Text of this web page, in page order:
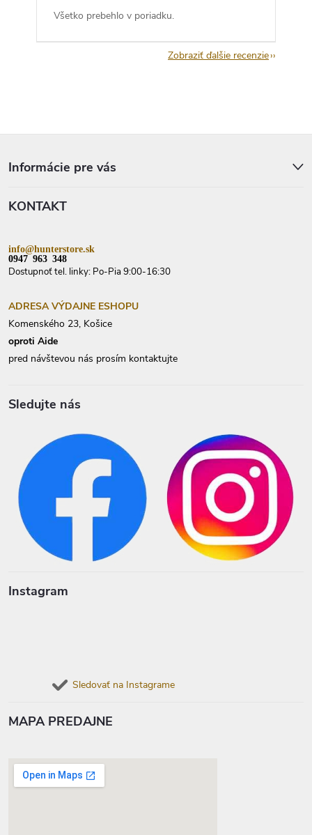
Všetko prebehlo v poriadku.
Zobraziť ďalšie recenzie
Informácie pre vás
KONTAKT
info@hunterstore.sk
0947 963 348
Dostupnoť tel. linky: Po-Pia 9:00-16:30
ADRESA VÝDAJNE ESHOPU
Komenského 23, Košice
oproti Aide
pred návštevou nás prosím kontaktujte
Sledujte nás
Instagram
Sledovať na Instagrame
MAPA PREDAJNE